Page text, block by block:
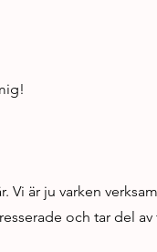
Vi är ju varken
och tar del av